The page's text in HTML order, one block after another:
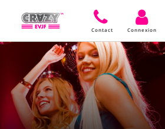
Contact Connexion